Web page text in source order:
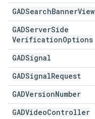
GADSearchBannerView
GADServerSide
VerificationOptions
GADSignal
GADSignalRequest
GADVersionNumber
GADVideoController